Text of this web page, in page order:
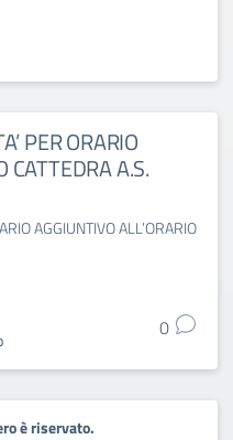
PER ORARIO
CATTEDRA A.S.
AGGIUNTIVO ALL’ORARIO
0
è riservato.